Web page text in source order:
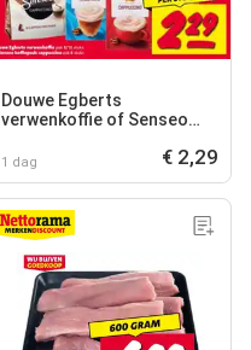
Douwe Egberts
verwenkoffie of Senseo
1 dag € 2,29